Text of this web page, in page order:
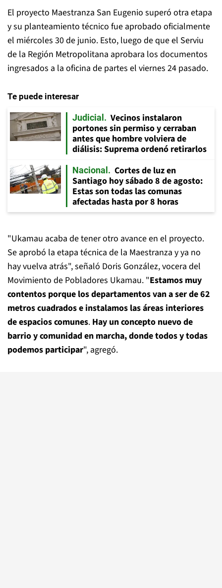
El proyecto Maestranza San Eugenio superó otra etapa
y su planteamiento técnico fue aprobado oficialmente
el miércoles 30 de junio. Esto, luego de que el Serviu
de la Región Metropolitana aprobara los documentos
ingresados a la oficina de partes el viernes 24 pasado.
Te puede interesar
Judicial
Vecinos instalaron
portones sin permiso y cerraban
antes que hombre volviera de
diálisis: Suprema ordenó retirarlos
Nacional
Cortes de luz en
Santiago hoy sábado 8 de agosto:
Estas son todas las comunas
afectadas hasta por 8 horas
"Ukamau acaba de tener otro avance en el proyecto.
Se aprobó la etapa técnica de la Maestranza y ya no
hay vuelva atrás", señaló Doris González, vocera del
Movimiento de Pobladores Ukamau. "Estamos muy
contentos porque los departamentos van a ser de 62
metros cuadrados e instalamos las áreas interiores
de espacios comunes. Hay un concepto nuevo de
barrio y comunidad en marcha, donde todos y todas
podemos participar", agregó.